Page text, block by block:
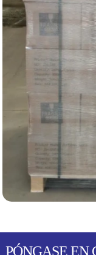
PÓNGASE EN